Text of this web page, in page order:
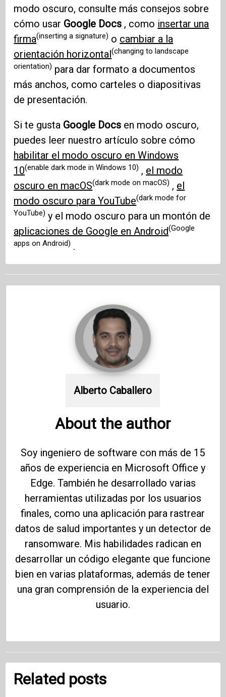
modo oscuro, consulte más consejos sobre
cómo usar Google Docs , como insertar una
firma(inserting a signature) o cambiar a la
orientación horizontal(changing to landscape
orientation) para dar formato a documentos
más anchos, como carteles o diapositivas
de presentación.
Si te gusta Google Docs en modo oscuro,
puedes leer nuestro artículo sobre cómo
habilitar el modo oscuro en Windows
10(enable dark mode in Windows 10) , el modo
oscuro en macOS(dark mode on macOS) , el
modo oscuro para YouTube(dark mode for
YouTube) y el modo oscuro para un montón de
aplicaciones de Google en Android(Google
apps on Android) .
Alberto Caballero
About the author
Soy ingeniero de software con más de 15
años de experiencia en Microsoft Office y
Edge. También he desarrollado varias
herramientas utilizadas por los usuarios
finales, como una aplicación para rastrear
datos de salud importantes y un detector de
ransomware. Mis habilidades radican en
desarrollar un código elegante que funcione
bien en varias plataformas, además de tener
una gran comprensión de la experiencia del
usuario.
Related posts